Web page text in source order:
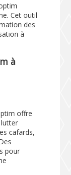
. Cet outil
des
à
à
offre
cafards,
pour